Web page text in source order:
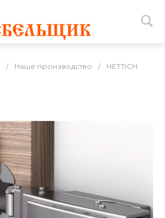
/ Наше производство / HETTICH